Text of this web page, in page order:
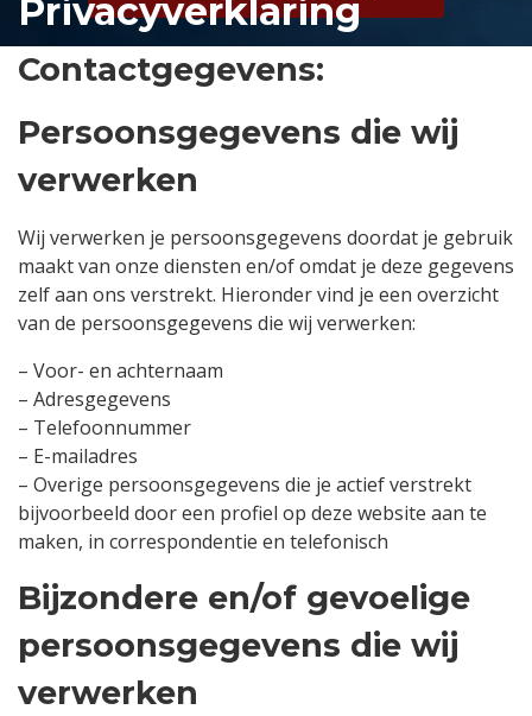
Privacyverklaring
Contactgegevens:
Persoonsgegevens die wij
verwerken
Wij verwerken je persoonsgegevens doordat je gebruik
maakt van onze diensten en/of omdat je deze gegevens
zelf aan ons verstrekt. Hieronder vind je een overzicht
van de persoonsgegevens die wij verwerken:
– Voor- en achternaam
– Adresgegevens
– Telefoonnummer
– E-mailadres
– Overige persoonsgegevens die je actief verstrekt
bijvoorbeeld door een profiel op deze website aan te
maken, in correspondentie en telefonisch
Bijzondere en/of gevoelige
persoonsgegevens die wij
verwerken